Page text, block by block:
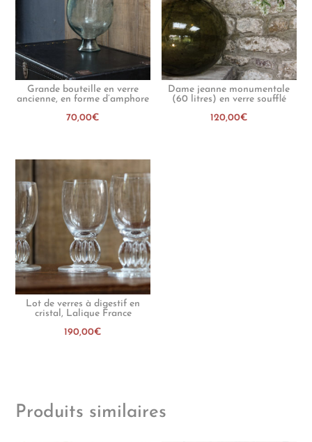
Grande bouteille en verre
ancienne, en forme d’amphore
70,00€
Dame jeanne monumentale
(60 litres) en verre soufflé
120,00€
Lot de verres à digestif en
cristal, Lalique France
190,00€
Produits similaires